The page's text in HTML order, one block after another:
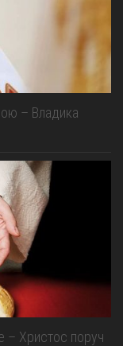
– Владика
Христос поруч